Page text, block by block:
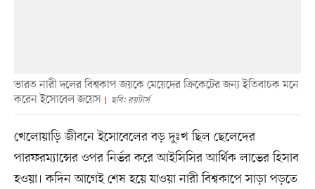
ভারত নারী দলের বিশ্বকাপ জয়কে মেয়েদের ক্রিকেটের জন্য ইতিবাচক মনে
করেন ইসোবেল জয়েস
ছবি: রয়টার্স
খেলোয়াড়ি জীবনে ইসোবেলের বড় দুঃখ ছিল ছেলেদের
পারফরম্যান্সের ওপর নির্ভর করে আইসিসির আর্থিক লাভের হিসাব
হওয়া। কদিন আগেই শেষ হয়ে যাওয়া নারী বিশ্বকাপে সাড়া পড়তে